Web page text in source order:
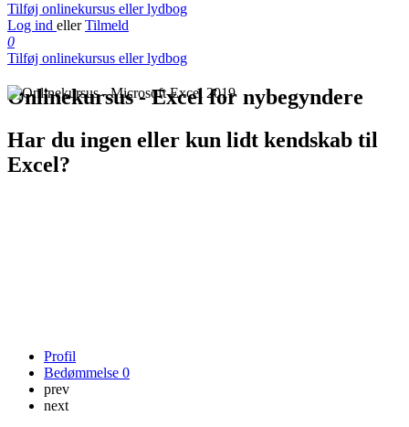
Tilføj onlinekursus eller lydbog
Log ind eller Tilmeld
0
Tilføj onlinekursus eller lydbog
Onlinekursus - Excel for nybegyndere
Har du ingen eller kun lidt kendskab til
Excel?
Profil
Bedømmelse 0
prev
next